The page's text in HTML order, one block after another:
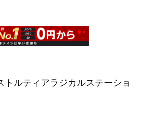
トルティアラジカルステーショ